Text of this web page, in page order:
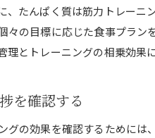
、たんぱく質は筋力トレー
々の目標に応じた食事プラ
理とトレーニングの相乗効果
を確認する
グの効果を確認するために